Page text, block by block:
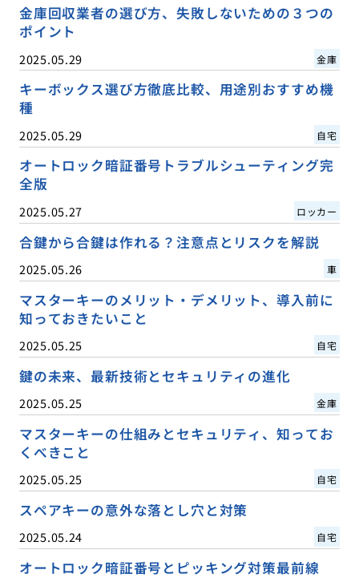
金庫回収業者の選び方、失敗しないための３つの
ポイント
2025.05.29 金庫
キーボックス選び方徹底比較、用途別おすすめ機
種
2025.05.29 自宅
オートロック暗証番号トラブルシューティング完
全版
2025.05.27 ロッカー
合鍵から合鍵は作れる？注意点とリスクを解説
2025.05.26 車
マスターキーのメリット・デメリット、導入前に
知っておきたいこと
2025.05.25 自宅
鍵の未来、最新技術とセキュリティの進化
2025.05.25 金庫
マスターキーの仕組みとセキュリティ、知ってお
くべきこと
2025.05.25 自宅
スペアキーの意外な落とし穴と対策
2025.05.24 自宅
オートロック暗証番号とピッキング対策最前線